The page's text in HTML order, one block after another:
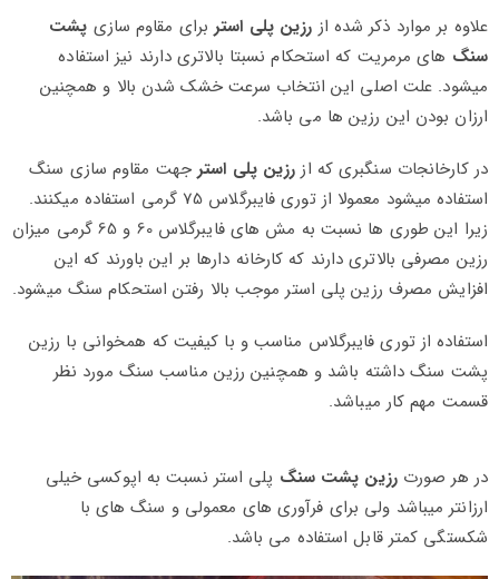
علاوه بر موارد ذکر شده از رزین پلی استر برای مقاوم سازی پشت
سنگ های مرمریت که استحکام نسبتا بالاتری دارند نیز استفاده
میشود. علت اصلی این انتخاب سرعت خشک شدن بالا و همچنین
ارزان بودن این رزین ها می باشد.
در کارخانجات سنگبری که از رزین پلی استرجهت مقاوم سازی سنگ
استفاده میشود معمولا از توری فایبرگلاس 75 گرمی استفاده میکنند.
زیرا این طوری ها نسبت به مش های فایبرگلاس 60 و 65 گرمی میزان
رزین مصرفی بالاتری دارند که کارخانه دارها بر این باورند که این
افزایش مصرف رزین پلی استر موجب بالا رفتن استحکام سنگ میشود.
استفاده از توری فایبرگلاس مناسب و با کیفیت که همخوانی با رزین
پشت سنگ داشته باشد و همچنین رزین مناسب سنگ مورد نظر
قسمت مهم کار میباشد.
در هر صورترزین پشت سنگ پلی استر نسبت به اپوکسی خیلی
ارزانتر میباشد ولی برای فرآوری های معمولی و سنگ های با
شکستگی کمتر قابل استفاده می باشد.